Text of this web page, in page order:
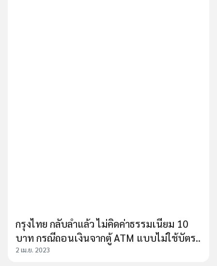
กรุงไทย กลับลำแล้ว ไม่คิดค่าธรรมเนียม 10
บาท กรณีถอนเงินจากตู้ ATM แบบไม่ใช้บัตร..
2 เม.ย. 2023